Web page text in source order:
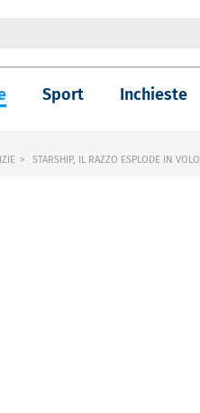
Sport Inchieste
STARSHIP, IL RAZZO ESPLODE IN VOLO